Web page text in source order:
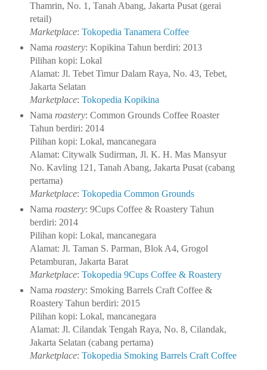
Thamrin, No. 1, Tanah Abang, Jakarta Pusat (gerai
retail)
Marketplace: Tokopedia Tanamera Coffee
Nama roastery: Kopikina Tahun berdiri: 2013
Pilihan kopi: Lokal
Alamat: Jl. Tebet Timur Dalam Raya, No. 43, Tebet,
Jakarta Selatan
Marketplace: Tokopedia Kopikina
Nama roastery: Common Grounds Coffee Roaster
Tahun berdiri: 2014
Pilihan kopi: Lokal, mancanegara
Alamat: Citywalk Sudirman, Jl. K. H. Mas Mansyur
No. Kavling 121, Tanah Abang, Jakarta Pusat (cabang
pertama)
Marketplace: Tokopedia Common Grounds
Nama roastery: 9Cups Coffee & Roastery Tahun
berdiri: 2014
Pilihan kopi: Lokal, mancanegara
Alamat: Jl. Taman S. Parman, Blok A4, Grogol
Petamburan, Jakarta Barat
Marketplace: Tokopedia 9Cups Coffee & Roastery
Nama roastery: Smoking Barrels Craft Coffee &
Roastery Tahun berdiri: 2015
Pilihan kopi: Lokal, mancanegara
Alamat: Jl. Cilandak Tengah Raya, No. 8, Cilandak,
Jakarta Selatan (cabang pertama)
Marketplace: Tokopedia Smoking Barrels Craft Coffee